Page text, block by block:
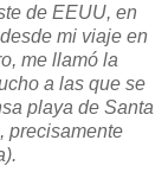
de EEUU, en
mi viaje en
me llamó la
a las que se
playa de Santa
precisamente